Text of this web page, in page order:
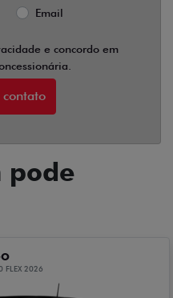
Email
e concordo em
pode
FLEX 2026